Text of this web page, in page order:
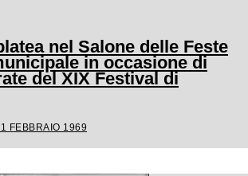
nel Salone delle Feste
in occasione di
del XIX Festival di
FEBBRAIO 1969